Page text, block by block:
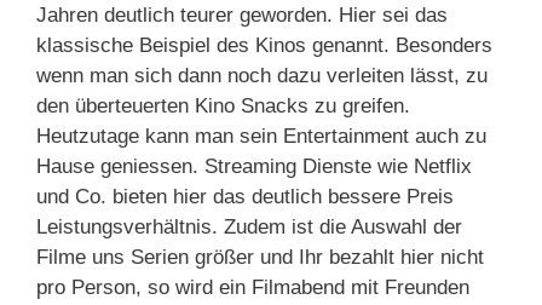
Jahren deutlich teurer geworden. Hier sei das
klassische Beispiel des Kinos genannt. Besonders
wenn man sich dann noch dazu verleiten lässt, zu
den überteuerten Kino Snacks zu greifen.
Heutzutage kann man sein Entertainment auch zu
Hause geniessen. Streaming Dienste wie Netflix
und Co. bieten hier das deutlich bessere Preis
Leistungsverhältnis. Zudem ist die Auswahl der
Filme uns Serien größer und Ihr bezahlt hier nicht
pro Person, so wird ein Filmabend mit Freunden